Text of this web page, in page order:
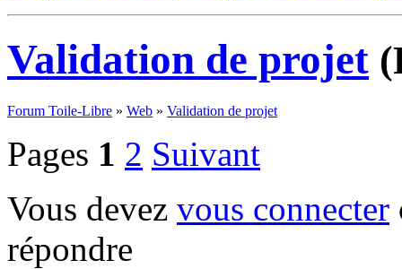
Validation de projet
Forum Toile-Libre » Web » Validation de projet
Pages 1 2 Suivant
Vous devez vous connecter
répondre